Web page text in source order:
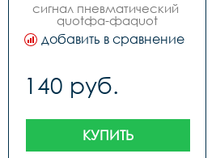
сигнал пневматический
quotфа-фаquot
добавить в сравнение
140 руб.
КУПИТЬ